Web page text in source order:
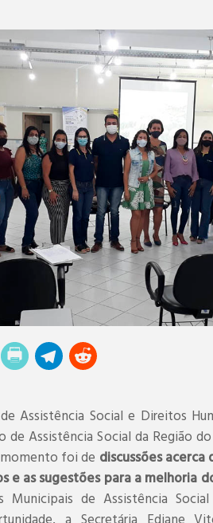
Assistência Social e Direitos
de Assistência Social da Região
foi de discussões
e as sugestões para a melhoria
Municipais de Assistência